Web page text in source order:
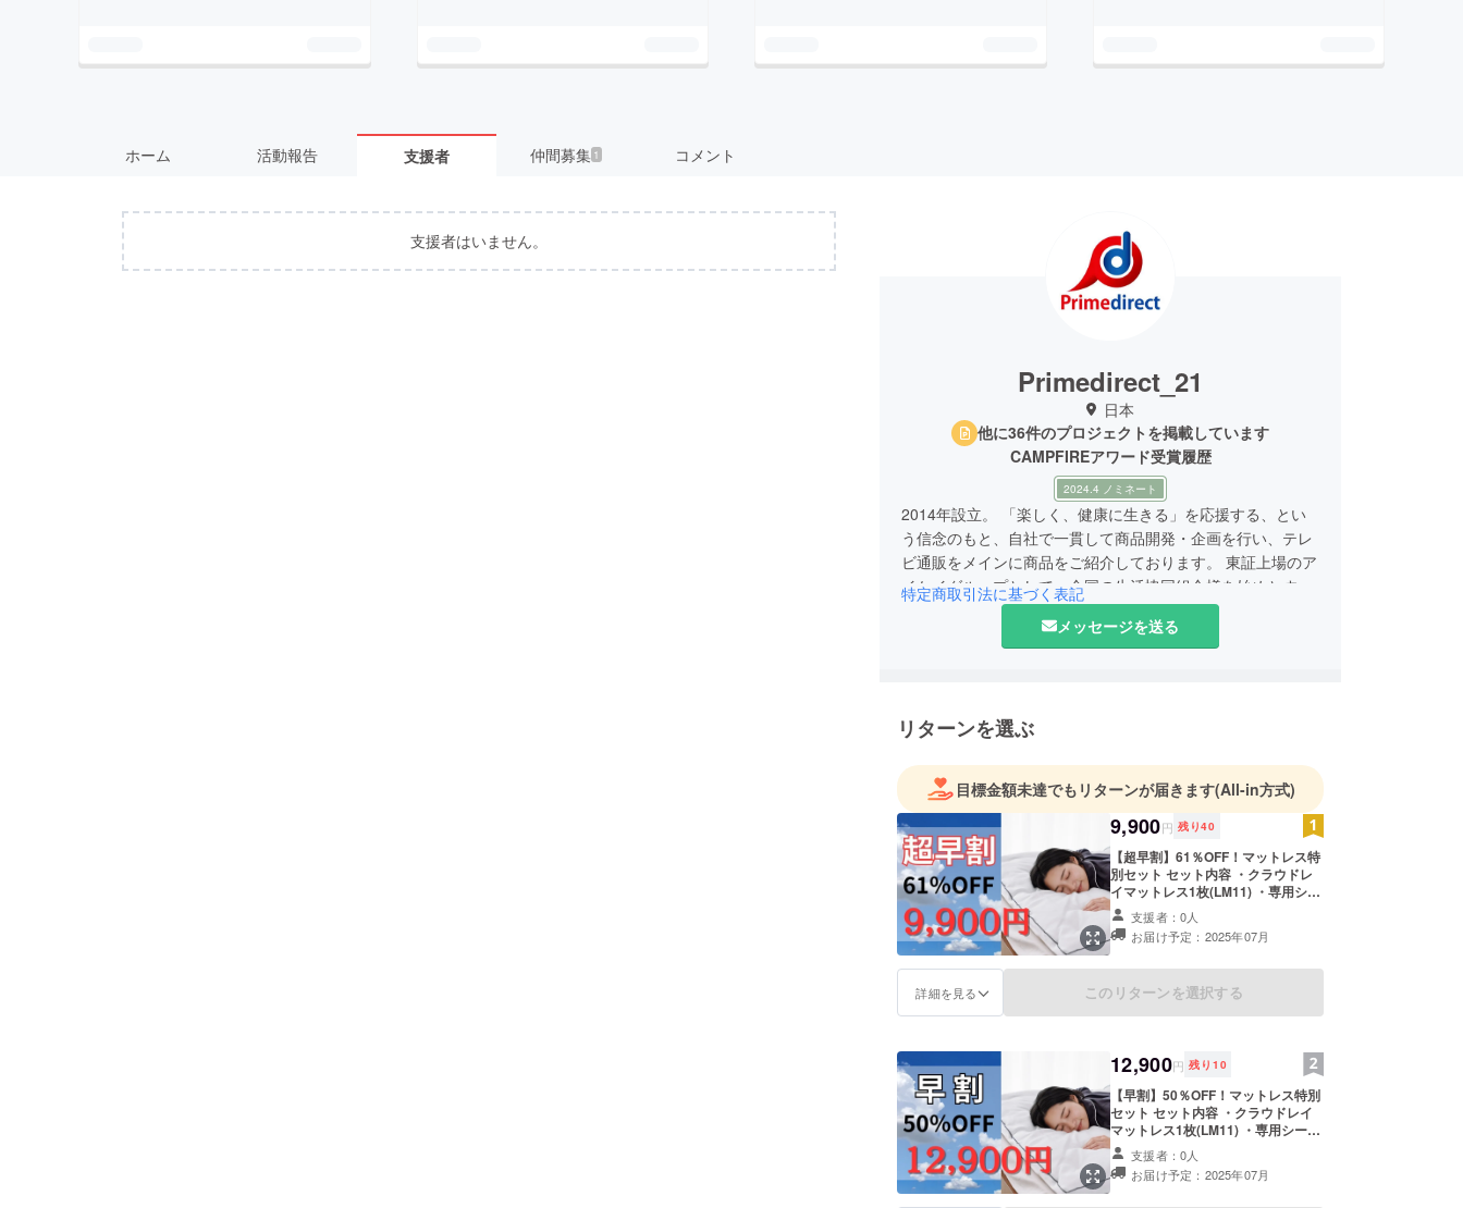
ホーム 活動報告 支援者 仲間募集 1 コメント
支援者はいません。
Primedirect_21
日本
他に36件のプロジェクトを掲載しています
CAMPFIREアワード受賞履歴
2024.4 ノミネート
2014年設立。 「楽しく、健康に生きる」を応援する、とい
う信念のもと、自社で一貫して商品開発・企画を行い、テレ
ビ通販をメインに商品をご紹介しております。 東証上場のア
イケイグループとして、全国の生活協同組合様を始めとする
様々な販売ルートから集まるお客様の声を元に、お客様が求
めている商品を開発できるように日々活動を行っておりま
特定商取引法に基づく表記
メッセージを送る
リターンを選ぶ
目標金額未達でもリターンが届きます(All-in方式)
9,900円 残り40
【超早割】61％OFF！マットレス特
別セット セット内容 ・クラウドレ
イマットレス1枚(LM11) ・専用シー
ツ1枚(LM21) ・カバーリングマイ
ヤー毛布1枚(LM31) 通常販売価格：
25,800円（セット） ※いずれもシン
支援者：0人
お届け予定：2025年07月
詳細を見る このリターンを選択する
12,900円 残り 10
【早割】50％OFF！マットレス特別
セット セット内容 ・クラウドレイ
マットレス1枚(LM11) ・専用シーツ
1枚(LM21) ・カバーリングマイヤー
毛布1枚(LM31) 通常販売価格：
25,800円（セット） ※いずれもシン
支援者：0人
お届け予定：2025年07月